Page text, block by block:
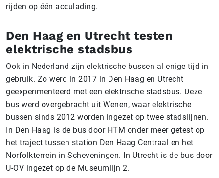
rijden op één acculading.
Den Haag en Utrecht testen
elektrische stadsbus
Ook in Nederland zijn elektrische bussen al enige tijd in
gebruik. Zo werd in 2017 in Den Haag en Utrecht
geëxperimenteerd met een elektrische stadsbus. Deze
bus werd overgebracht uit Wenen, waar elektrische
bussen sinds 2012 worden ingezet op twee stadslijnen.
In Den Haag is de bus door HTM onder meer getest op
het traject tussen station Den Haag Centraal en het
Norfolkterrein in Scheveningen. In Utrecht is de bus door
U-OV ingezet op de Museumlijn 2.